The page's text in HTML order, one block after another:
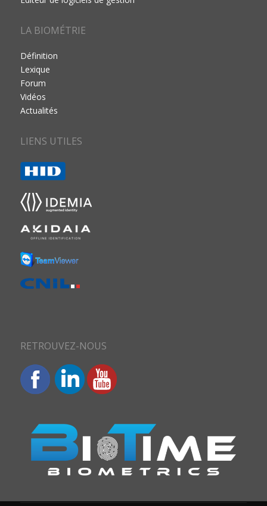
LA BIOMÉTRIE
Définition
Lexique
Forum
Vidéos
Actualités
LIENS UTILES
RETROUVEZ-NOUS